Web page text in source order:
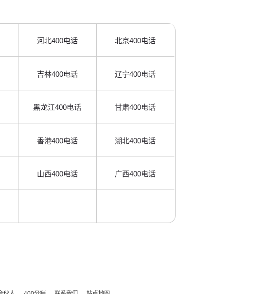
河北400电话 北京400电话
吉林400电话 辽宁400电话
黑龙江400电话 甘肃400电话
香港400电话 湖北400电话
山西400电话 广西400电话